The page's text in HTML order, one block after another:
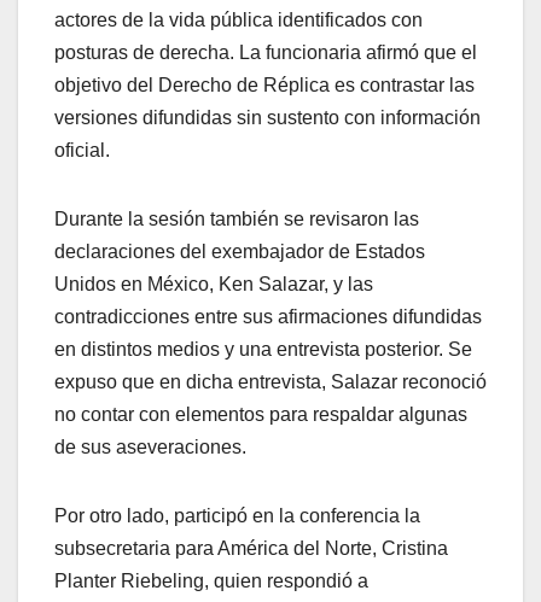
actores de la vida pública identificados con
posturas de derecha. La funcionaria afirmó que el
objetivo del Derecho de Réplica es contrastar las
versiones difundidas sin sustento con información
oficial.
Durante la sesión también se revisaron las
declaraciones del exembajador de Estados
Unidos en México, Ken Salazar, y las
contradicciones entre sus afirmaciones difundidas
en distintos medios y una entrevista posterior. Se
expuso que en dicha entrevista, Salazar reconoció
no contar con elementos para respaldar algunas
de sus aseveraciones.
Por otro lado, participó en la conferencia la
subsecretaria para América del Norte, Cristina
Planter Riebeling, quien respondió a